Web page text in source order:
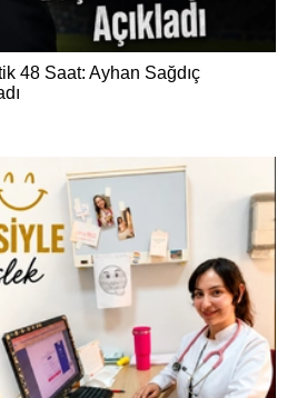
48 Saat: Ayhan Sağdıç